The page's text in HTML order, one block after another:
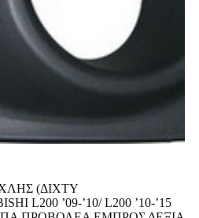
(ΔΙΧΤΥ
L200 ’09-’10/ L200 ’10-’15